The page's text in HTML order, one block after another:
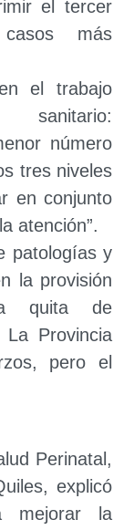
el tercer
más
el trabajo
número
tres niveles
en conjunto
atención”.
patologías y
la provisión
quita de
Provincia
pero el
Perinatal,
explicó
mejorar la